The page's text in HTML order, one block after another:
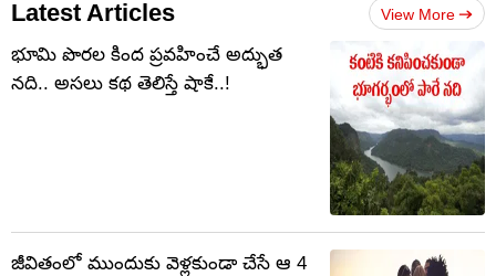
Latest Articles View More
భూమి పొరల కింద ప్రవహించే అద్భుత
నది.. అసలు కథ తెలిస్తే షాకే..!
జీవితంలో ముందుకు వెళ్లకుండా చేసే ఆ 4